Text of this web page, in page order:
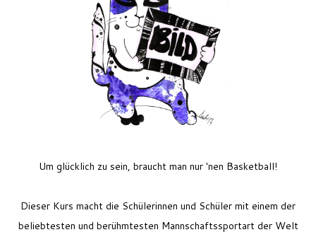
Feriencamp
Jobs
Kontakt
Um glücklich zu sein, braucht man nur 'nen Basketball!
Dieser Kurs macht die Schülerinnen und Schüler mit einem der
beliebtesten und berühmtesten Mannschaftssportart der Welt